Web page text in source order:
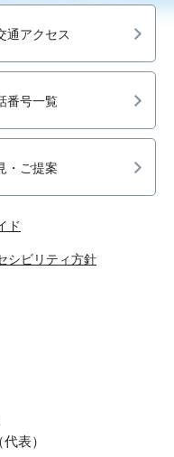
通アクセス
番号一覧
・ご提案
ド
シビリティ方針
表）